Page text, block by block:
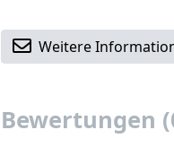
Weitere
Bewertungen